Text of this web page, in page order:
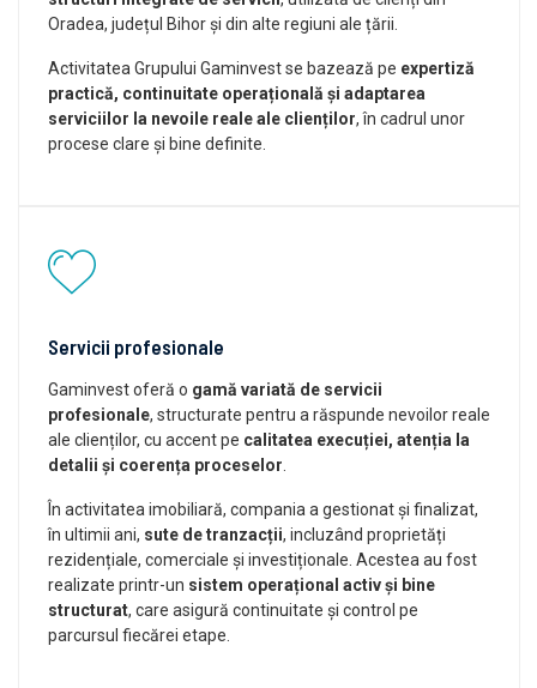
Oradea, județul Bihor și din alte regiuni ale țării.
Activitatea Grupului Gaminvest se bazează pe expertiză
practică, continuitate operațională și adaptarea
serviciilor la nevoile reale ale clienților, în cadrul unor
procese clare și bine definite.
Servicii profesionale
Gaminvest oferă o gamă variată de servicii
profesionale, structurate pentru a răspunde nevoilor reale
ale clienților, cu accent pe calitatea execuției, atenția la
detalii și coerența proceselor
În activitatea imobiliară, compania a gestionat și finalizat,
în ultimii ani, sute de tranzacții, incluzând proprietăți
rezidențiale, comerciale și investiționale. Acestea au fost
realizate printr-un sistem operațional activ și bine
structurat, care asigură continuitate și control pe
parcursul fiecărei etape.